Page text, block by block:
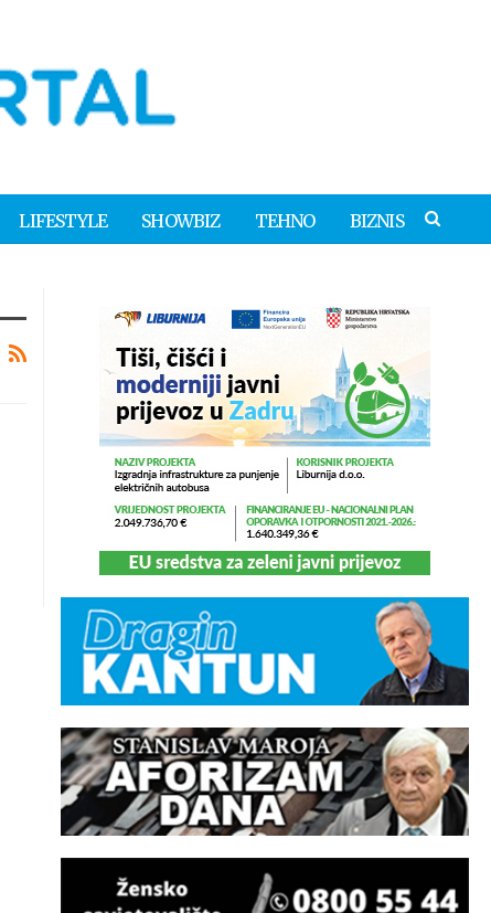
LIFESTYLE SHOWBIZ TEHNO BIZNIS